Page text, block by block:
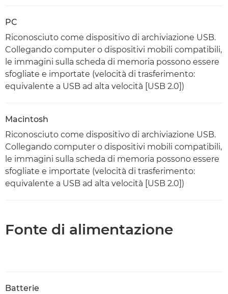
PC
Riconosciuto come dispositivo di archiviazione USB.
Collegando computer o dispositivi mobili compatibili,
le immagini sulla scheda di memoria possono essere
sfogliate e importate (velocità di trasferimento:
equivalente a USB ad alta velocità [USB 2.0])
Macintosh
Riconosciuto come dispositivo di archiviazione USB.
Collegando computer o dispositivi mobili compatibili,
le immagini sulla scheda di memoria possono essere
sfogliate e importate (velocità di trasferimento:
equivalente a USB ad alta velocità [USB 2.0])
Fonte di alimentazione
Batterie